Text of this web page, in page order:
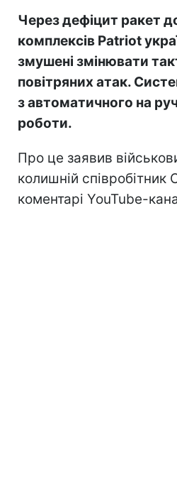
Через дефіцит ракет
комплексів Patriot
змушені змінювати
повітряних атак.
з автоматичного на
роботи.
Про це заявив
колишній співробітник
коментарі YouTube-